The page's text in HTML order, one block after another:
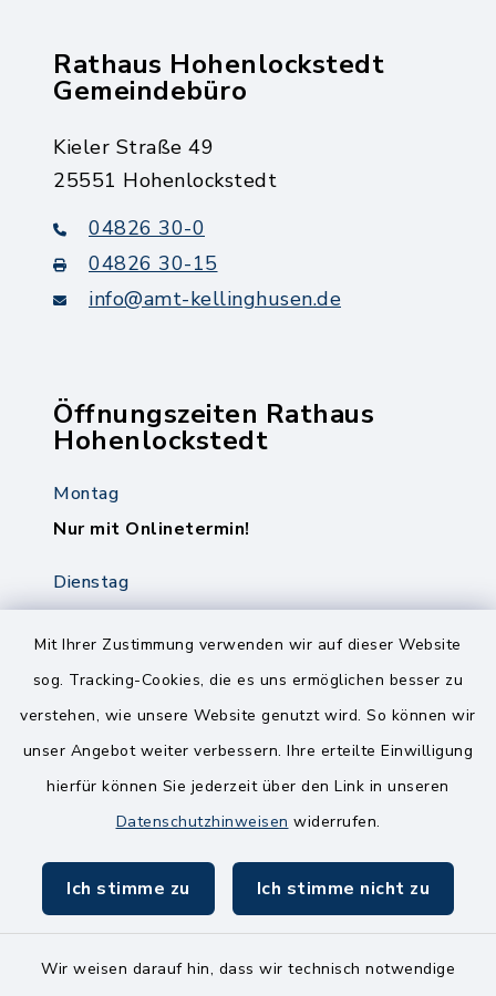
Mit Ihrer Zustimmung verwenden wir auf dieser Website
sog. Tracking-Cookies, die es uns ermöglichen besser zu
verstehen, wie unsere Website genutzt wird. So können wir
unser Angebot weiter verbessern. Ihre erteilte Einwilligung
hierfür können Sie jederzeit über den Link in unseren
Datenschutzhinweisen widerrufen.
Ich stimme zu Ich stimme nicht zu
Wir weisen darauf hin, dass wir technisch notwendige
Rathaus Hohenlockstedt
Gemeindebüro
Kieler Straße 49
25551 Hohenlockstedt
04826 30-0
04826 30-15
info@amt-kellinghusen.de
Öffnungszeiten Rathaus
Hohenlockstedt
Montag
Nur mit Onlinetermin!
Dienstag
8.00-12.00 Uhr
14.00-18.00 Uhr
Freitag
8.00-11.00 Uhr